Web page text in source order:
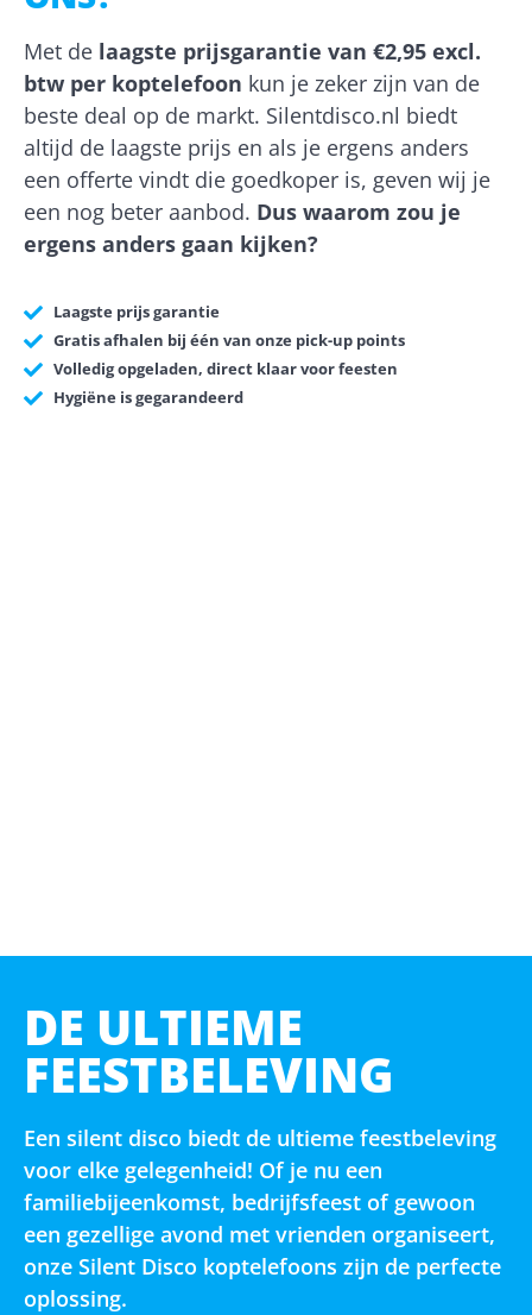
Met de laagste prijsgarantie van €2,95 excl.
btw per koptelefoon kun je zeker zijn van de
beste deal op de markt. Silentdisco.nl biedt
altijd de laagste prijs en als je ergens anders
een offerte vindt die goedkoper is, geven wij je
een nog beter aanbod. Dus waarom zou je
ergens anders gaan kijken?
Laagste prijs garantie
Gratis afhalen bij één van onze pick-up points
Volledig opgeladen, direct klaar voor feesten
Hygiëne is gegarandeerd
DE ULTIEME
FEESTBELEVING
Een silent disco biedt de ultieme feestbeleving
voor elke gelegenheid! Of je nu een
familiebijeenkomst, bedrijfsfeest of gewoon
een gezellige avond met vrienden organiseert,
onze Silent Disco koptelefoons zijn de perfecte
oplossing.